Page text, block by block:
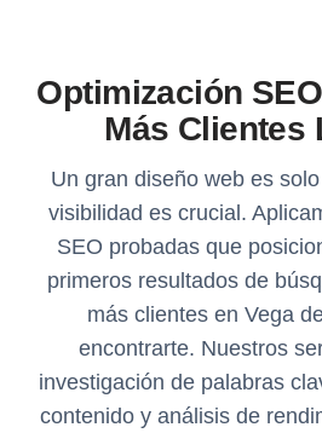
Optimización
Más Clientes
Un gran diseño web es
visibilidad es crucial.
SEO probadas que
primeros resultados de
más clientes en Vega
encontrarte. Nuestros
investigación de palabras
contenido y análisis de